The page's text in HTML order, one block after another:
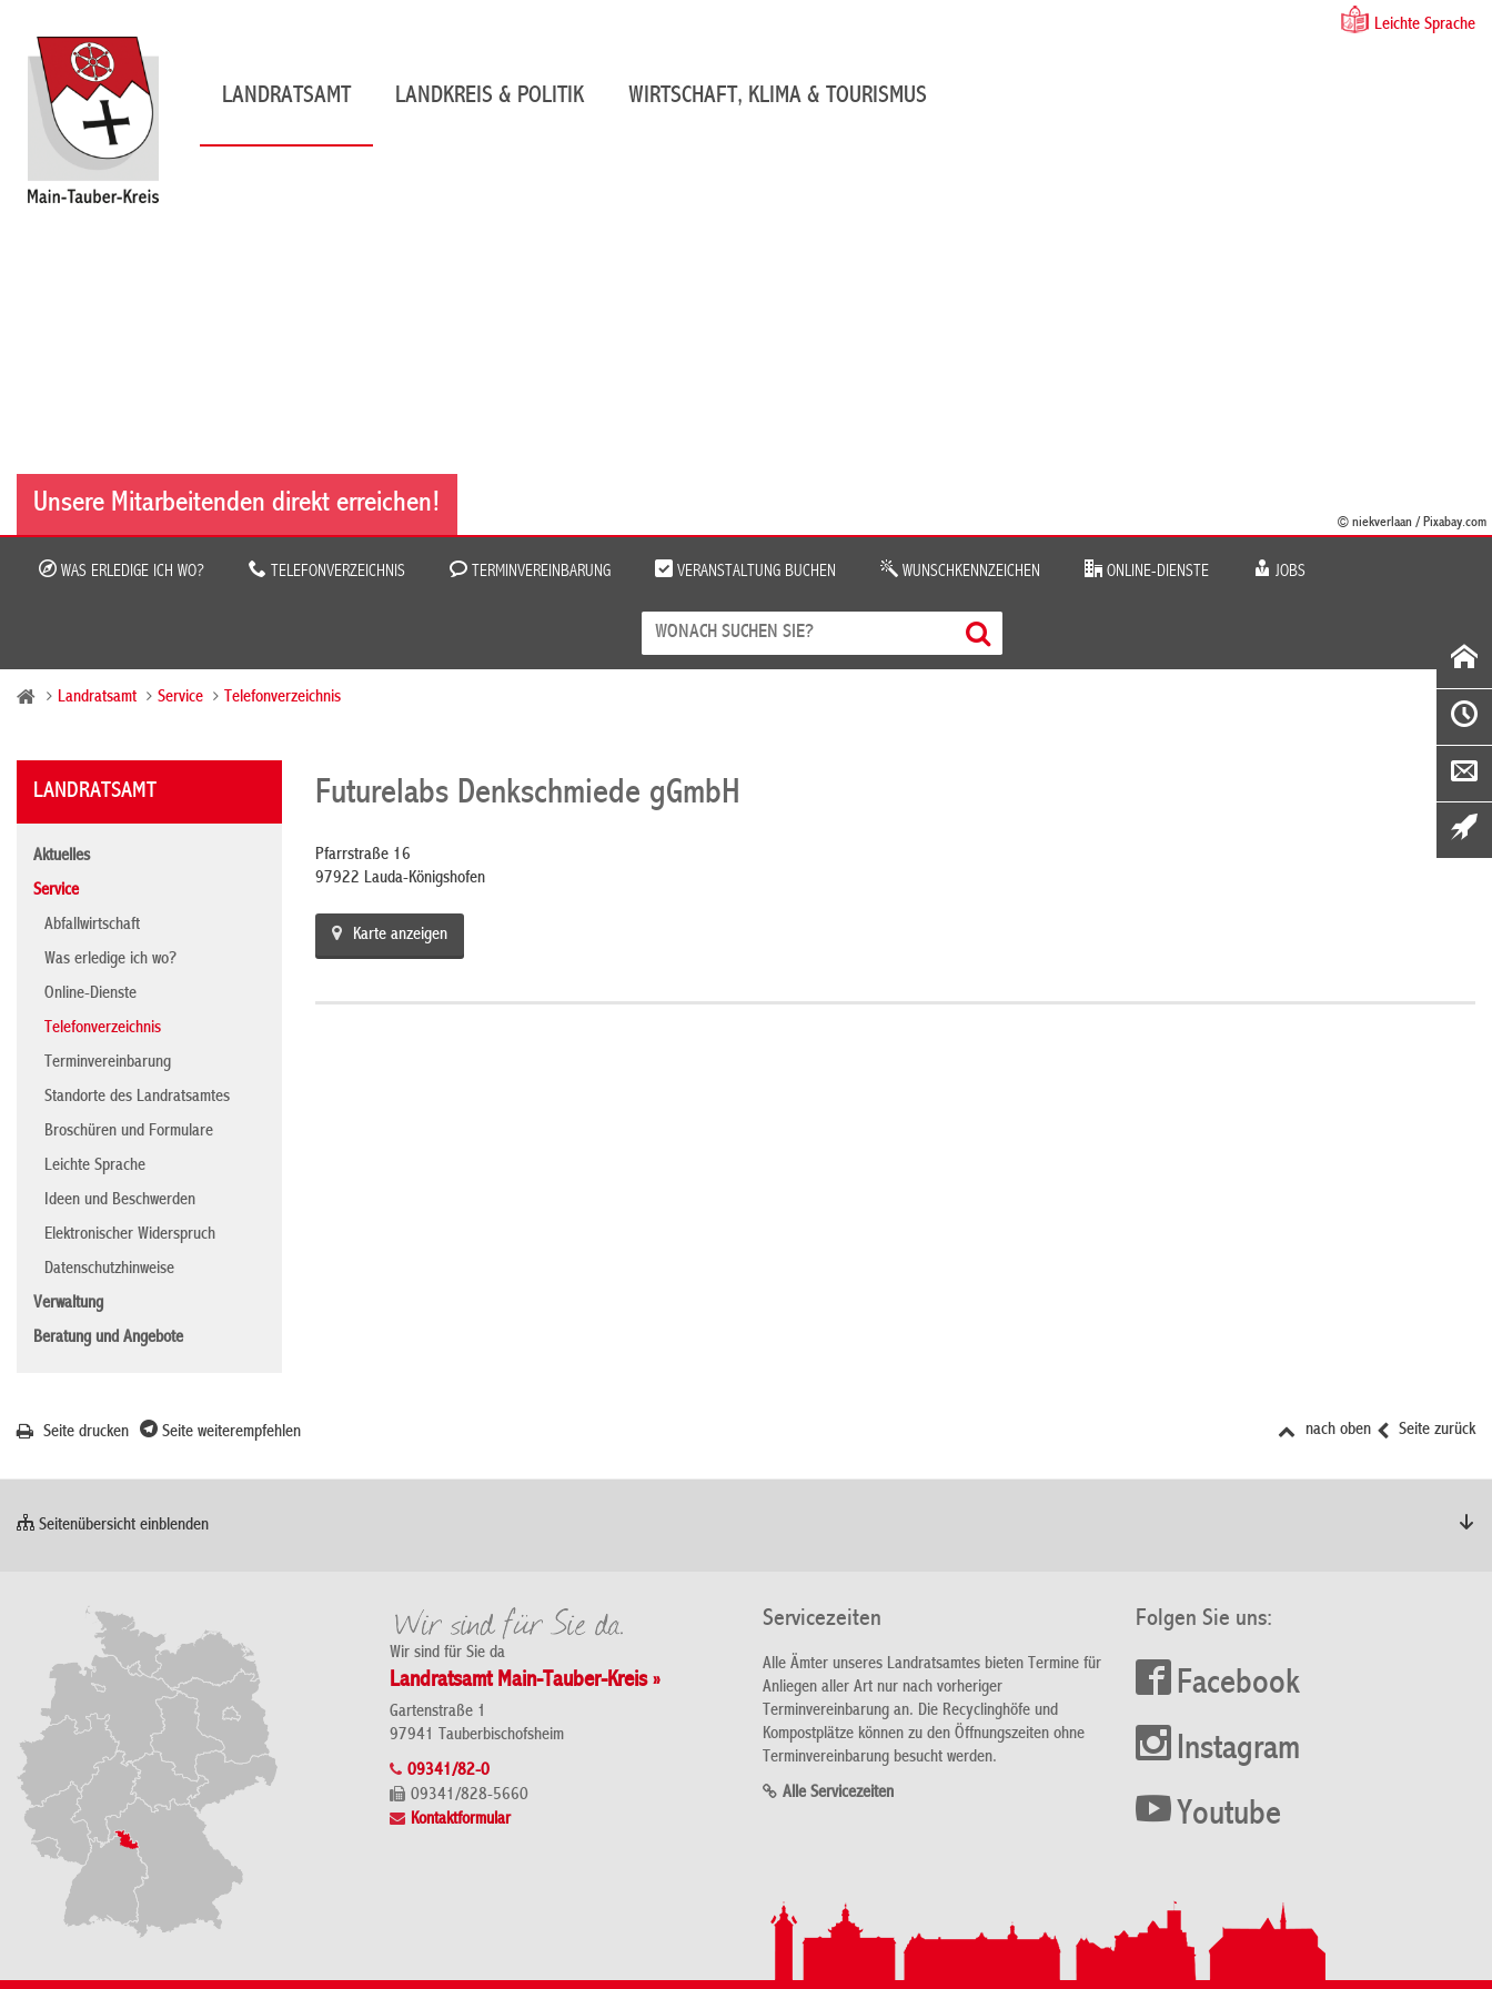
Leichte Sprache
LANDRATSAMT LANDKREIS & POLITIK WIRTSCHAFT, KLIMA & TOURISMUS
Unsere Mitarbeitenden direkt erreichen!
© niekverlaan / Pixabay.com
WAS ERLEDIGE ICH WO? TELEFONVERZEICHNIS TERMINVEREINBARUNG VERANSTALTUNG BUCHEN WUNSCHKENNZEICHEN ONLINE-DIENSTE JOBS
Landratsamt Service Telefonverzeichnis
LANDRATSAMT
Aktuelles
Service
Abfallwirtschaft
Was erledige ich wo?
Online-Dienste
Telefonverzeichnis
Terminvereinbarung
Standorte des Landratsamtes
Broschüren und Formulare
Leichte Sprache
Ideen und Beschwerden
Elektronischer Widerspruch
Datenschutzhinweise
Verwaltung
Beratung und Angebote
Futurelabs Denkschmiede gGmbH
Pfarrstraße 16
97922 Lauda-Königshofen
Karte anzeigen
Seite zurück
nach oben
Seite drucken Seite weiterempfehlen
Seitenübersicht einblenden
Wir sind für Sie da
Landratsamt Main-Tauber-Kreis »
Gartenstraße 1
97941 Tauberbischofsheim
09341/82-0
09341/828-5660
Kontaktformular
Servicezeiten
Alle Ämter unseres Landratsamtes bieten Termine für
Anliegen aller Art nur nach vorheriger
Terminvereinbarung an. Die Recyclinghöfe und
Kompostplätze können zu den Öffnungszeiten ohne
Terminvereinbarung besucht werden.
Alle Servicezeiten
Folgen Sie uns:
Facebook
Instagram
Youtube